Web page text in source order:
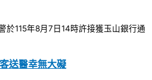
於115年8月7日14時許接獲玉山銀行通
送醫幸無大礙